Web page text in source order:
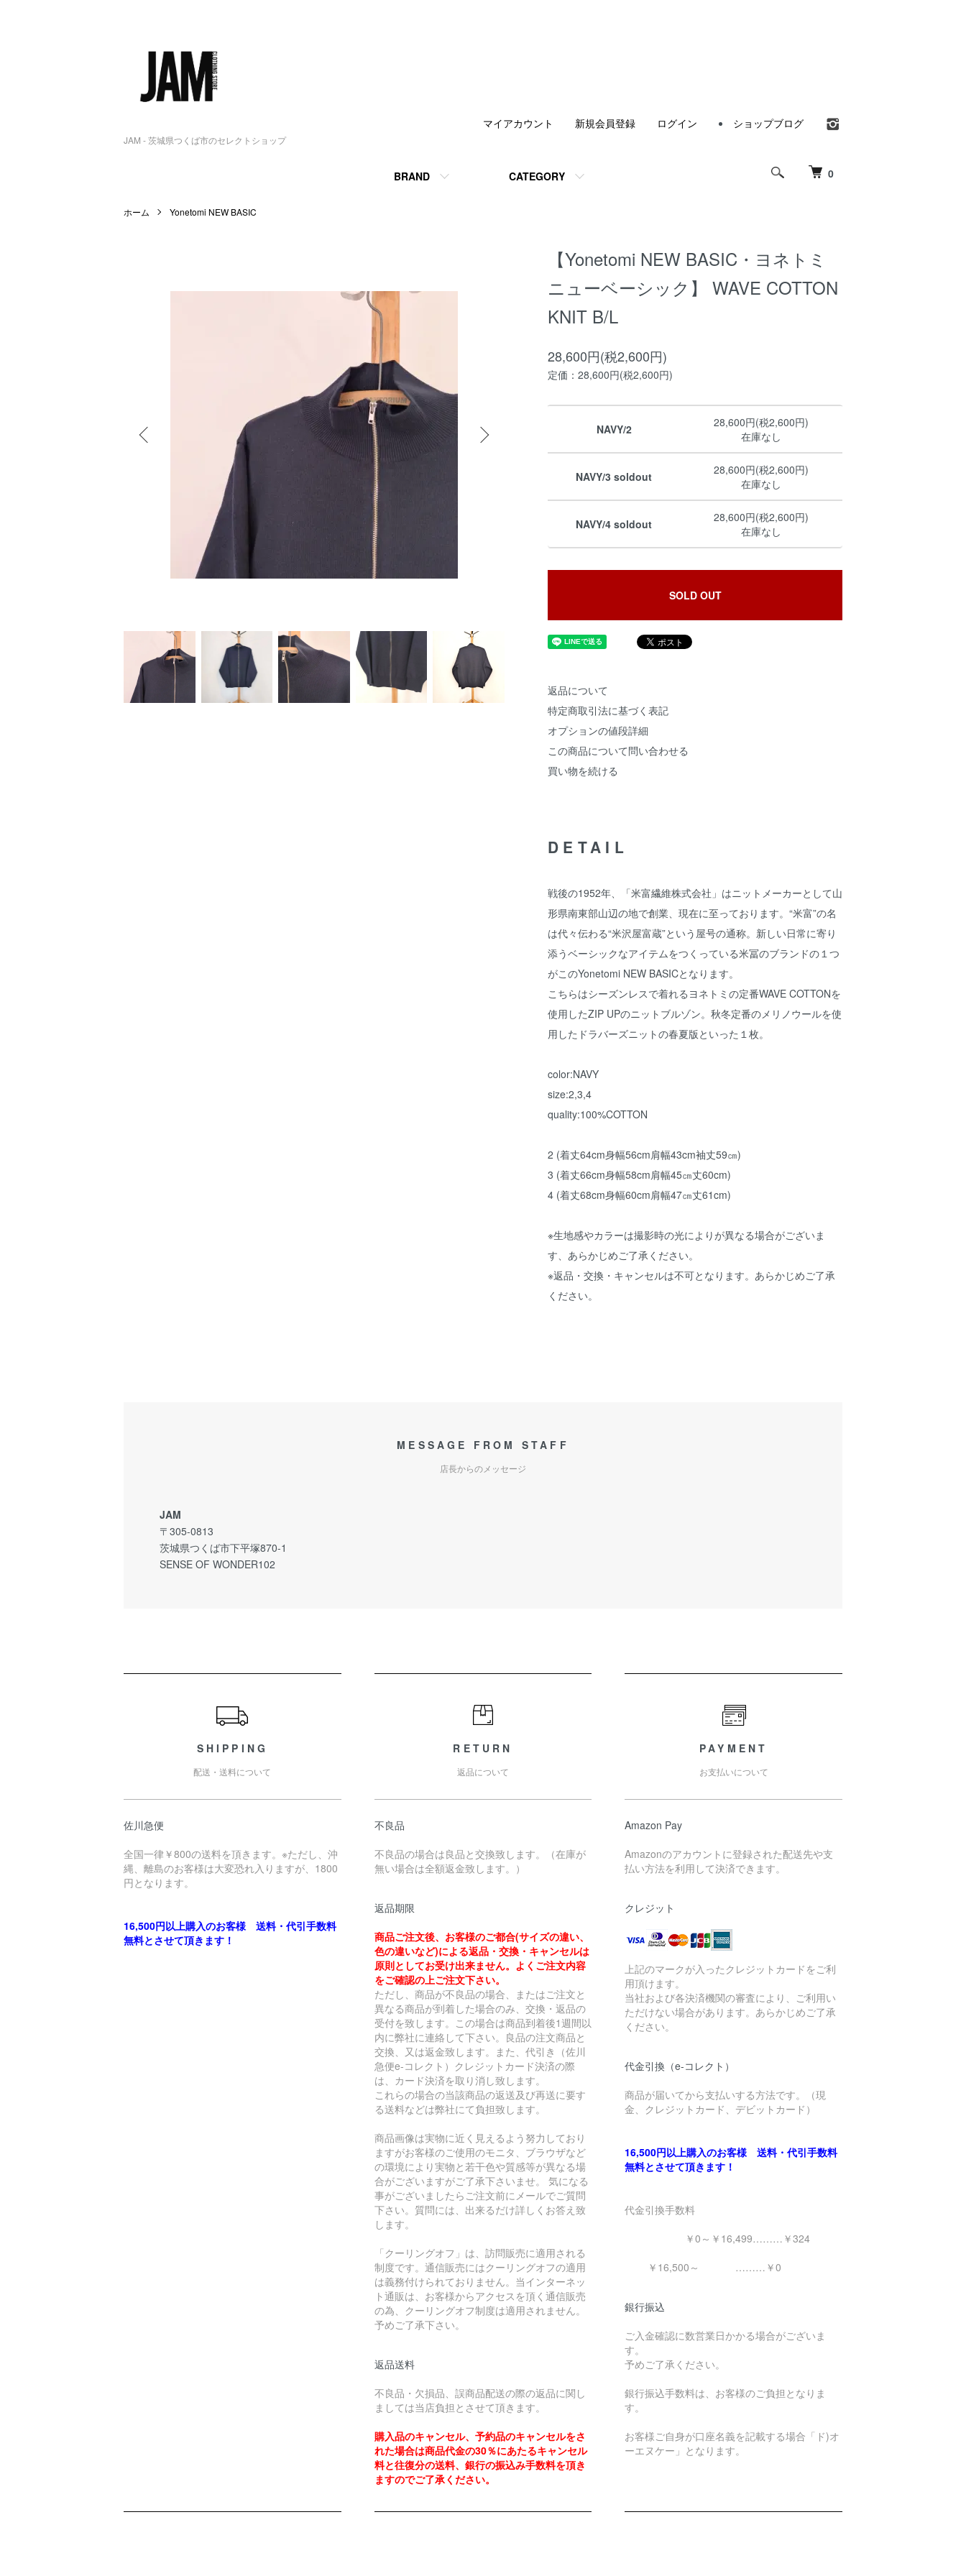
JAM - 茨城県つくば市のセレクトショップ
0
BRAND CATEGORY
マイアカウント 新規会員登録 ログイン ショップブログ
ホーム Yonetomi NEW BASIC
【Yonetomi NEW BASIC・ヨネトミ
ニューベーシック】 WAVE COTTON
KNIT B/L
28,600円(税2,600円)
定価：28,600円(税2,600円)
NAVY/2
28,600円(税2,600円)
在庫なし
NAVY/3 soldout
28,600円(税2,600円)
在庫なし
NAVY/4 soldout
28,600円(税2,600円)
在庫なし
SOLD OUT
返品について
特定商取引法に基づく表記
オプションの値段詳細
この商品について問い合わせる
買い物を続ける
DETAIL
戦後の1952年、「米富繊維株式会社」はニットメーカーとして山
形県南東部山辺の地で創業、現在に至っております。“米富”の名
は代々伝わる“米沢屋富蔵”という屋号の通称。新しい日常に寄り
添うベーシックなアイテムをつくっている米冨のブランドの１つ
がこのYonetomi NEW BASICとなります。
こちらはシーズンレスで着れるヨネトミの定番WAVE COTTONを
使用したZIP UPのニットブルゾン。秋冬定番のメリノウールを使
用したドラバーズニットの春夏版といった１枚。
color:NAVY
size:2,3,4
quality:100%COTTON
2 (着丈64cm身幅56cm肩幅43cm袖丈59㎝)
3 (着丈66cm身幅58cm肩幅45㎝丈60cm)
4 (着丈68cm身幅60cm肩幅47㎝丈61cm)
※生地感やカラーは撮影時の光によりが異なる場合がございま
す、あらかじめご了承ください。
※返品・交換・キャンセルは不可となります。あらかじめご了承
ください。
MESSAGE FROM STAFF
店長からのメッセージ
JAM
〒305-0813
茨城県つくば市下平塚870-1
SENSE OF WONDER102
SHIPPING
配送・送料について
佐川急便
全国一律￥800の送料を頂きます。※ただし、沖
縄、離島のお客様は大変恐れ入りますが、1800
円となります。
16,500円以上購入のお客様 送料・代引手数料
無料とさせて頂きます！
RETURN
返品について
不良品
不良品の場合は良品と交換致します。（在庫が
無い場合は全額返金致します。）
返品期限
商品ご注文後、お客様のご都合(サイズの違い、
色の違いなど)による返品・交換・キャンセルは
原則としてお受け出来ません。よくご注文内容
をご確認の上ご注文下さい。
ただし、商品が不良品の場合、またはご注文と
異なる商品が到着した場合のみ、交換・返品の
受付を致します。この場合は商品到着後1週間以
内に弊社に連絡して下さい。良品の注文商品と
交換、又は返金致します。また、代引き（佐川
急便e-コレクト）クレジットカード決済の際
は、カード決済を取り消し致します。
これらの場合の当該商品の返送及び再送に要す
る送料などは弊社にて負担致します。
商品画像は実物に近く見えるよう努力しており
ますがお客様のご使用のモニタ、ブラウザなど
の環境により実物と若干色や質感等が異なる場
合がございますがご了承下さいませ。 気になる
事がございましたらご注文前にメールでご質問
下さい。質問には、出来るだけ詳しくお答え致
します。
「クーリングオフ」は、訪問販売に適用される
制度です。通信販売にはクーリングオフの適用
は義務付けられておりません。当インターネッ
ト通販は、お客様からアクセスを頂く通信販売
の為、クーリングオフ制度は適用されません。
予めご了承下さい。
返品送料
不良品・欠損品、誤商品配送の際の返品に関し
ましては当店負担とさせて頂きます。
購入品のキャンセル、予約品のキャンセルをさ
れた場合は商品代金の30％にあたるキャンセル
料と往復分の送料、銀行の振込み手数料を頂き
ますのでご了承ください。
PAYMENT
お支払いについて
Amazon Pay
Amazonのアカウントに登録された配送先や支
払い方法を利用して決済できます。
クレジット
上記のマークが入ったクレジットカードをご利
用頂けます。
当社および各決済機関の審査により、ご利用い
ただけない場合があります。あらかじめご了承
ください。
代金引換（e-コレクト）
商品が届いてから支払いする方法です。（現
金、クレジットカード、デビットカード）
16,500円以上購入のお客様 送料・代引手数料
無料とさせて頂きます！
代金引換手数料
￥0～￥16,499………￥324
￥16,500～ ………￥0
銀行振込
ご入金確認に数営業日かかる場合がございま
す。
予めご了承ください。
銀行振込手数料は、お客様のご負担となりま
す。
お客様ご自身が口座名義を記載する場合「ド)オ
ーエヌケー」となります。